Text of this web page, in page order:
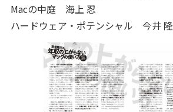
Macの中庭 海上 忍
ハードウェア・ポテンシャル 今井 隆